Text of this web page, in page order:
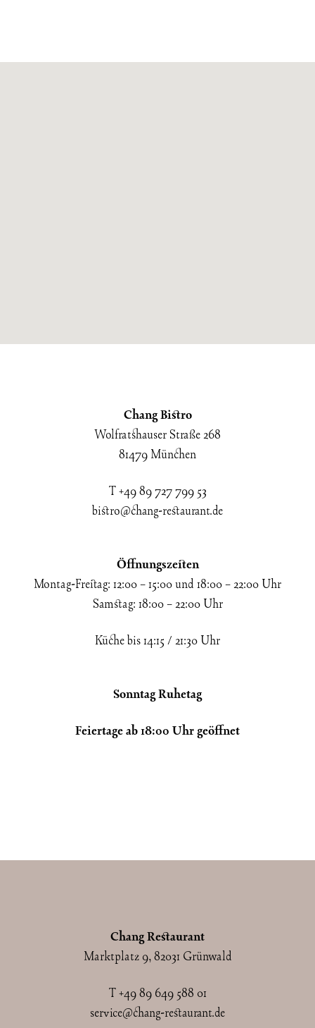
Chang Bistro
Wolfratshauser Straße 268
81479 München
T +49 89 727 799 53
bistro@chang-restaurant.de
Öffnungszeiten
Montag-Freitag: 12:00 – 15:00 und 18:00 – 22:00 Uhr
Samstag: 18:00 – 22:00 Uhr
Küche bis 14:15 / 21:30 Uhr
Sonntag Ruhetag
Feiertage ab 18:00 Uhr geöffnet
Chang Restaurant
Marktplatz 9, 82031 Grünwald
T +49 89 649 588 01
service@chang-restaurant.de